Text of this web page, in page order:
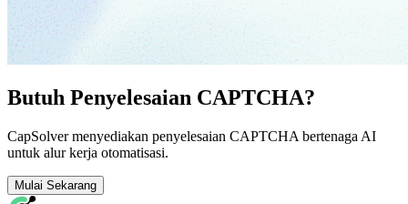
Butuh Penyelesaian CAPTCHA?
CapSolver menyediakan penyelesaian CAPTCHA bertenaga AI
untuk alur kerja otomatisasi.
Mulai Sekarang